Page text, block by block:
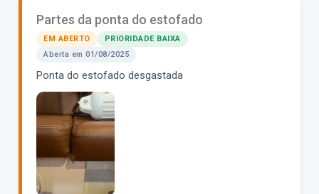
Partes da ponta do estofado
EM ABERTO
PRIORIDADE BAIXA
Aberta em 01/08/2025
Ponta do estofado desgastada